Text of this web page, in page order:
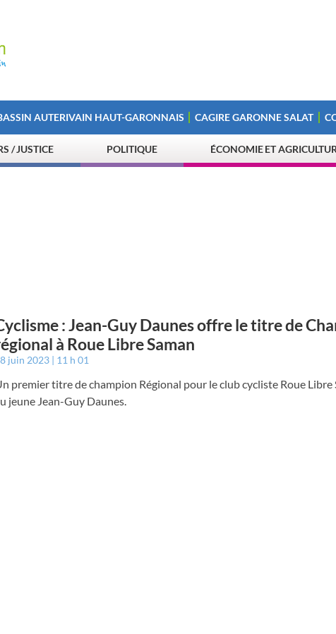
AUTERIVAIN HAUT-GARONNAIS CAGIRE GARONNE SALAT
/ JUSTICE POLITIQUE ÉCONOMIE ET
: Jean-Guy Daunes offre le titre de
à Roue Libre Saman
juin 2023 11 h 01
premier titre de champion Régional pour le club cycliste Roue Libre
jeune Jean-Guy Daunes.